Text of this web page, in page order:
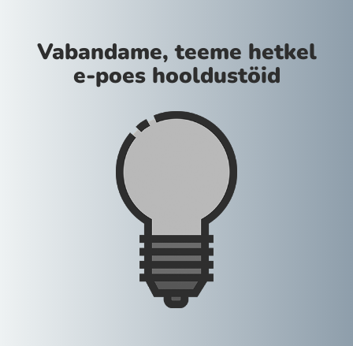
Vabandame, teeme hetkel
e-poes hooldustöid